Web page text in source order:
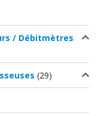
/ Débitmètres
(29)